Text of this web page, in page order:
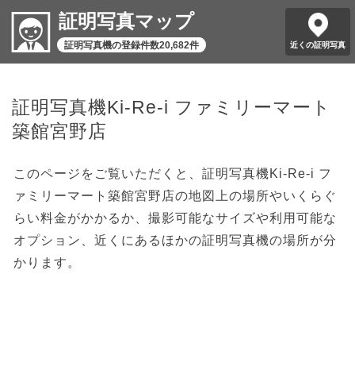
証明写真マップ
証明写真機の登録件数20,682件 近くの証明写真
証明写真機Ki-Re-i ファミリーマート
築館宮野店
このページをご覧いただくと、証明写真機Ki-Re-i フ
ァミリーマート築館宮野店の地図上の場所やいくらぐ
らい料金がかかるか、撮影可能なサイズや利用可能な
オプション、近くにあるほかの証明写真機の場所が分
かります。